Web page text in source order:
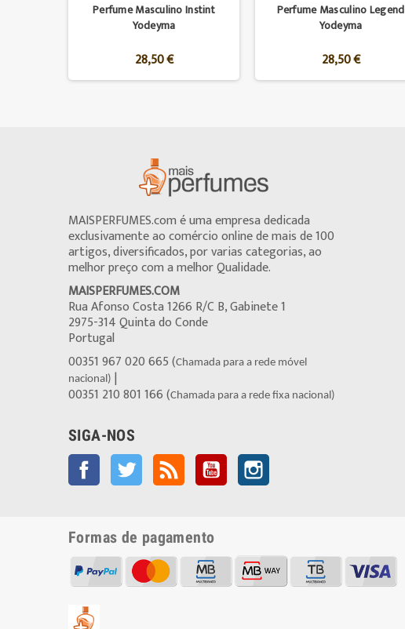
Perfume Masculino Instint
Yodeyma
28,50 €
Perfume Masculino Legend
Yodeyma
28,50 €
MAISPERFUMES.com é uma empresa dedicada
exclusivamente ao comércio online de mais de 100
artigos, diversificados, por varias categorias, ao
melhor preço com a melhor Qualidade.
MAISPERFUMES.COM
Rua Afonso Costa 1266 R/C B, Gabinete 1
2975-314 Quinta do Conde
Portugal
00351 967 020 665 (Chamada para a rede móvel
nacional) |
00351 210 801 166 (Chamada para a rede fixa nacional)
SIGA-NOS
Facebook Twitter Rss YouTube
Formas de pagamento